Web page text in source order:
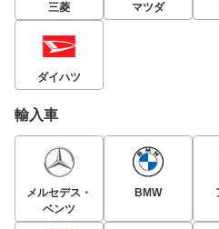
三菱 マツダ
ダイハツ
輸入車
メルセデス・
ベンツ
BMW